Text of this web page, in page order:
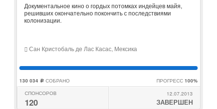
Документальное кино о гордых потомках индейцев майя,
решивших окончательно покончить с последствиями
колонизации.
Сан Кристобаль де Лас Касас, Мексика
130 034 c СОБРАНО ПРОГРЕСС 100%
СПОНСОРОВ
120
12.07.2013
ЗАВЕРШЕН